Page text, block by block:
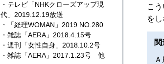
こ
を
・テレビ「NHKクローズアップ現
代」2019.12.19放送
・「経理WOMAN」2019 NO.280
・雑誌「AERA」2018.4.15号
・週刊「女性自身」2018.10.2号
・雑誌「AERA」2017.1.23号 他